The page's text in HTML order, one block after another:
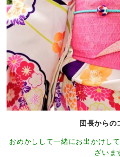
団長からの
おめかしして一緒にお出かけし
ざいま